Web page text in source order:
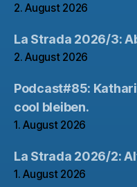
2. August 2026
La Strada 2026/3:
2. August 2026
Podcast#85:
cool bleiben.
1. August 2026
La Strada 2026/2:
1. August 2026